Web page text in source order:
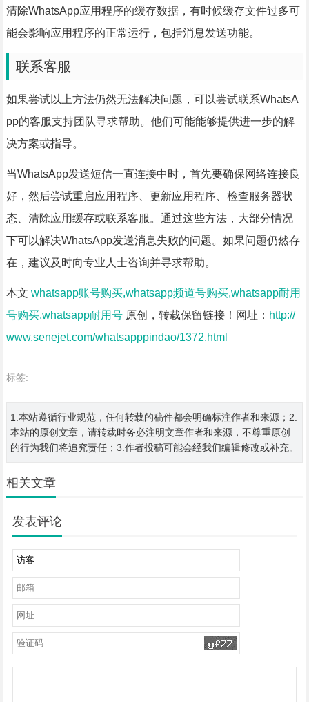
清除WhatsApp应用程序的缓存数据，有时候缓存文件过多可
能会影响应用程序的正常运行，包括消息发送功能。
联系客服
如果尝试以上方法仍然无法解决问题，可以尝试联系WhatsA
pp的客服支持团队寻求帮助。他们可能能够提供进一步的解
决方案或指导。
当WhatsApp发送短信一直连接中时，首先要确保网络连接良
好，然后尝试重启应用程序、更新应用程序、检查服务器状
态、清除应用缓存或联系客服。通过这些方法，大部分情况
下可以解决WhatsApp发送消息失败的问题。如果问题仍然存
在，建议及时向专业人士咨询并寻求帮助。
本文 whatsapp账号购买,whatsapp频道号购买,whatsapp耐用
号购买,whatsapp耐用号原创，转载保留链接！网址： http://
www.senejet.com/whatsapppindao/1372.html
标签:
1.本站遵循行业规范，任何转载的稿件都会明确标注作者和来源；2.
本站的原创文章，请转载时务必注明文章作者和来源，不尊重原创
的行为我们将追究责任；3.作者投稿可能会经我们编辑修改或补充。
相关文章
发表评论